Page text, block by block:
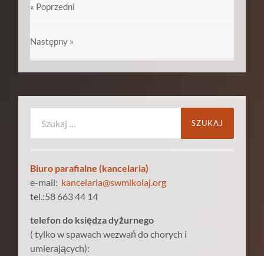
« Poprzedni
Następny »
Biuro parafialne (kancelaria)
e-mail: kancelaria@swmikolaj.org
tel.:58 663 44 14
telefon do księdza dyżurnego
( tylko w spawach wezwań do chorych i
umierających):